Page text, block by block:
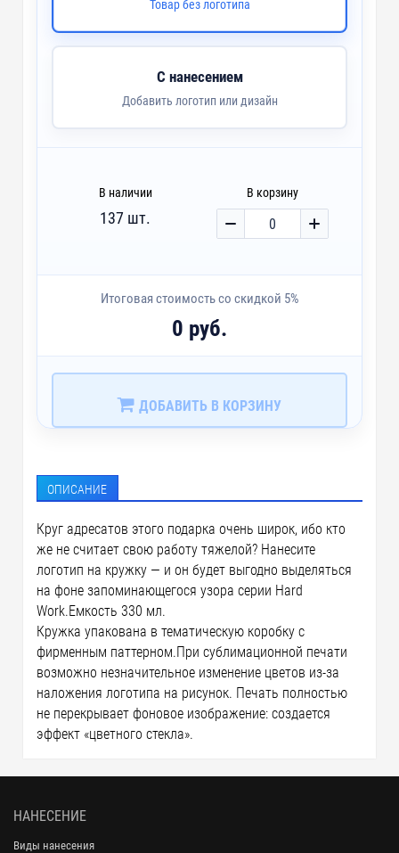
Товар без логотипа
С нанесением
Добавить логотип или дизайн
В наличии В корзину
137 шт.
Итоговая стоимость со скидкой 5%
0 руб.
ДОБАВИТЬ В КОРЗИНУ
ОПИСАНИЕ
Круг адресатов этого подарка очень широк, ибо кто
же не считает свою работу тяжелой? Нанесите
логотип на кружку — и он будет выгодно выделяться
на фоне запоминающегося узора серии Hard
Work.Емкость 330 мл.
Кружка упакована в тематическую коробку с
фирменным паттерном.При сублимационной печати
возможно незначительное изменение цветов из-за
наложения логотипа на рисунок. Печать полностью
не перекрывает фоновое изображение: создается
эффект «цветного стекла».
НАНЕСЕНИЕ
Виды нанесения